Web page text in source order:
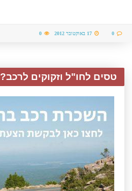
טסים לחו"ל וזקוקים לרכב?